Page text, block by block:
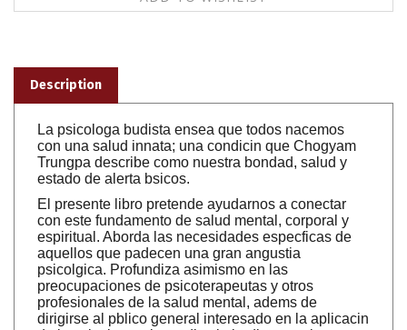
La psicologa budista ensea que todos nacemos
Trungpa describe como nuestra bondad, salud y
estado de alerta bsicos.
El presente libro pretende ayudarnos a conectar
espiritual. Aborda las necesidades especficas de
aquellos que padecen una gran angustia
psicolgica. Profundiza asimismo en las
preocupaciones de psicoterapeutas y otros
profesionales de la salud mental, adems de
dirigirse al pblico general interesado en la aplicacin
de la psicologa y la meditacin budistas en la
interaccin con los dems.